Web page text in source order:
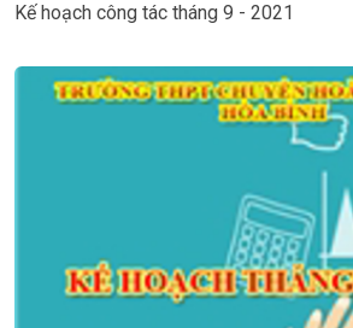
Kế hoạch công tác tháng 9 - 2021